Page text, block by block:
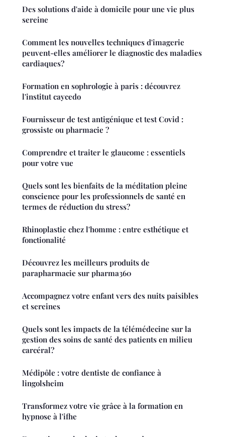
Des solutions d'aide à domicile pour une vie plus
sereine
Comment les nouvelles techniques d'imagerie
peuvent-elles améliorer le diagnostic des maladies
cardiaques?
Formation en sophrologie à paris : découvrez
l'institut caycedo
Fournisseur de test antigénique et test Covid :
grossiste ou pharmacie ?
Comprendre et traiter le glaucome : essentiels
pour votre vue
Quels sont les bienfaits de la méditation pleine
conscience pour les professionnels de santé en
termes de réduction du stress?
Rhinoplastie chez l'homme : entre esthétique et
fonctionalité
Découvrez les meilleurs produits de
parapharmacie sur pharma360
Accompagnez votre enfant vers des nuits paisibles
et sereines
Quels sont les impacts de la télémédecine sur la
gestion des soins de santé des patients en milieu
carcéral?
Médipôle : votre dentiste de confiance à
lingolsheim
Transformez votre vie grâce à la formation en
hypnose à l'ifhe